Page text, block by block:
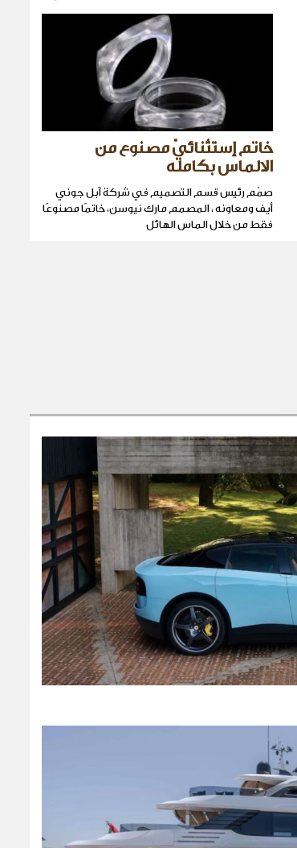
خاتم إستثنائيّ مصنوع من
الالماس بكامله
صمّم رئيس قسم التصميم في شركة آبل جوني
أيف ومعاونه ، المصمم مارك نيوسن، خاتمًا مصنوعًا
فقط من خلال الماس الهائل